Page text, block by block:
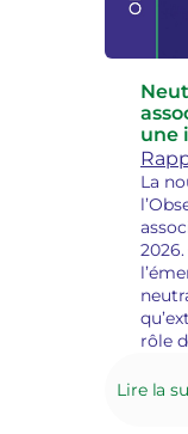
une
La
rôle
Lire la